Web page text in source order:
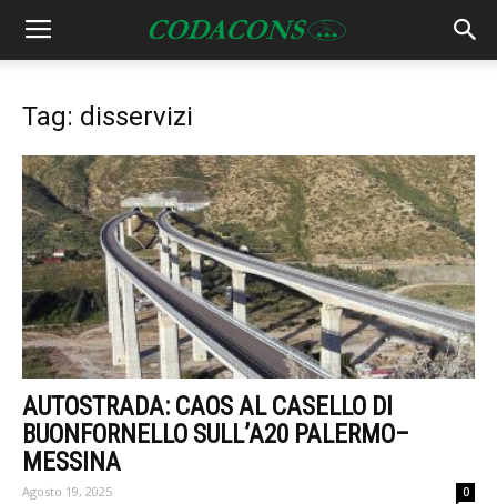
Tag: disservizi
AUTOSTRADA: CAOS AL CASELLO DI
BUONFORNELLO SULL’A20 PALERMO–
MESSINA
Agosto 19, 2025 0